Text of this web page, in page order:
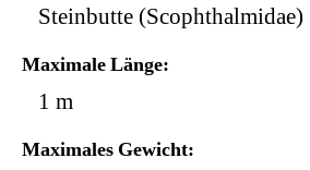
Steinbutte (Scophthalmidae)
Maximale Länge
1 m
Maximales Gewicht